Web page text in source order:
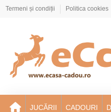
Termeni și condiții Politica cookies
JUCĂRII CADOURI